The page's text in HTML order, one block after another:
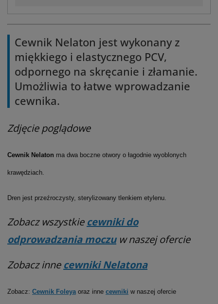
Cewnik Nelaton jest wykonany z
miękkiego i elastycznego PCV,
odpornego na skręcanie i złamanie.
Umożliwia to łatwe wprowadzanie
cewnika.
Zdjęcie poglądowe
Cewnik Nelaton ma dwa boczne otwory o łagodnie wyoblonych
krawędziach.
Dren jest przeźroczysty, sterylizowany tlenkiem etylenu.
Zobacz wszystkie cewniki do
odprowadzania moczuw naszej ofercie
Zobacz inne cewniki Nelatona
Zobacz: Cewnik Foleyaoraz inne cewniki w naszej ofercie